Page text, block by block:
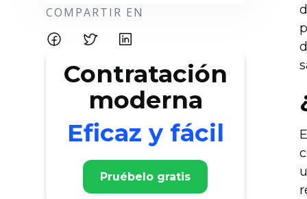
COMPARTIR EN
Contratación
moderna
Eficaz y fácil
Pruébelo gratis